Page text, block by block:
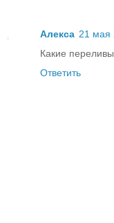
Алекса 21 мая
Какие
Ответить